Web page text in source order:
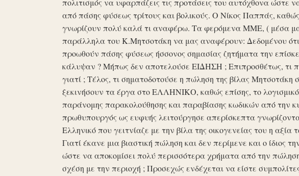
πολιτισμός να υφαρπάζεις τις προτάσεις του αυτόχθονα
από πάσης φύσεως τρίτους και βολικούς. Ο Νίκος Παππάς,
γνωρίζουν πολύ καλά τι αναφέρω. Τα φερόμενα ΜΜΕ, ( μέσα
παράλληλα του Κ.Μητσοτάκη να μας αναφέρουν: Δεδομένου ότι
προωθούν πάσης φύσεως ήσσονος σημασίας ζητήματα την
κάλυψαν ? Μήπως δεν αποτελούσε ΕΙΔΗΣΗ ; Επιπροσθέτως, τι
γιατί ; Τέλος, τι σηματοδοτούσε η πώληση της βίλας Μητσοτάκη
ξεκινήσουν τα έργα στο ΕΛΛΗΝΙΚΟ, καθώς επίσης, το
παράνομης παρακολούθησης και παραβίασης κωδικών από την
πρωθυπουργός ως ευφυής λειτούργησε απερίσκεπτα
Ελληνικό που γειτνίαζε με την βίλα της οικογενείας του η
Γιατί έκανε μια βιαστική πώληση και δεν περίμενε και ο ίδιος
ώστε να αποκομίσει πολύ περισσότερα χρήματα από την
σχέση με την περιοχή ; Προσεχώς ενδέχεται να είστε